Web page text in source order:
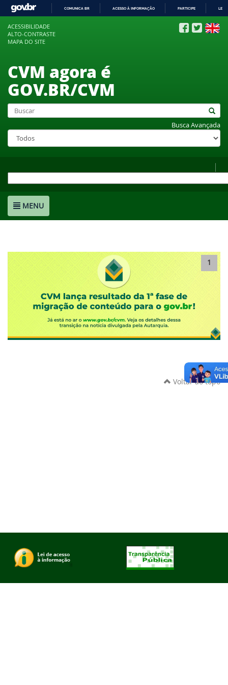
COMUNICA BR ACESSO À INFORMAÇÃO PARTICIPE
ACESSIBILIDADE
ALTO-CONTRASTE
MAPA DO SITE
CVM agora é
GOV.BR/CVM
Busca Avançada
MENU
1
Voltar ao topo